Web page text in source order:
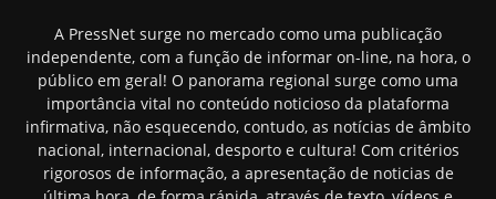
A PressNet surge no mercado como uma publicação
independente, com a função de informar on-line, na hora, o
público em geral! O panorama regional surge como uma
importância vital no conteúdo noticioso da plataforma
infirmativa, não esquecendo, contudo, as notícias de âmbito
nacional, internacional, desporto e cultura! Com critérios
rigorosos de informação, a apresentação de noticias de